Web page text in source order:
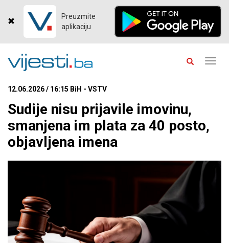
Preuzmite
aplikaciju
12.06.2026 / 16:15 BiH - VSTV
Sudije nisu prijavile imovinu,
smanjena im plata za 40 posto,
objavljena imena